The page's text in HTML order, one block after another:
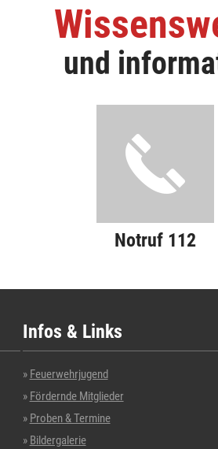
und
Notruf 112
Infos & Links
Feuerwehrjugend
Fördernde Mitglieder
Proben & Termine
Bildergalerie